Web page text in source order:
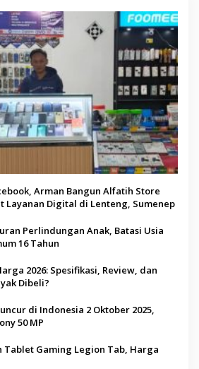
Arman Bangun Alfatih Store
Layanan Digital di Lenteng, Sumenep
Perlindungan Anak, Batasi Usia
16 Tahun
2026: Spesifikasi, Review, dan
Dibeli?
di Indonesia 2 Oktober 2025,
50 MP
Tablet Gaming Legion Tab, Harga